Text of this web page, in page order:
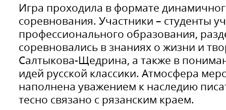
Игра проходила в формате
соревнования. Участники – студенты
профессионального образования,
соревновались в знаниях о жизни и
Салтыкова-Щедрина, а также в
идей русской классики. Атмосфера
наполнена уважением к наследию
тесно связано с рязанским краем.